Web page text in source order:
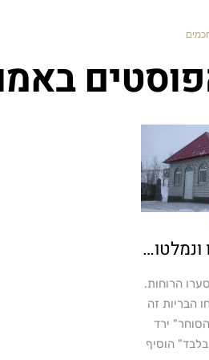
ב
ונמלטו…
הרוחות.
הבריות זה
ירד
הוסיף